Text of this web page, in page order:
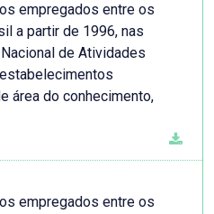
empregados entre os
a partir de 1996, nas
de Atividades
área do conhecimento,
empregados entre os